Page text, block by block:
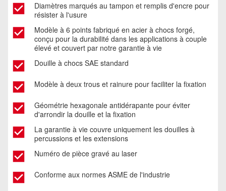
Diamètres marqués au tampon et remplis d'encre pour
résister à l'usure
Modèle à 6 points fabriqué en acier à chocs forgé,
conçu pour la durabilité dans les applications à couple
élevé et couvert par notre garantie à vie
Douille à chocs SAE standard
Modèle à deux trous et rainure pour faciliter la fixation
Géométrie hexagonale antidérapante pour éviter
d'arrondir la douille et la fixation
La garantie à vie couvre uniquement les douilles à
percussions et les extensions
Numéro de pièce gravé au laser
Conforme aux normes ASME de l'industrie